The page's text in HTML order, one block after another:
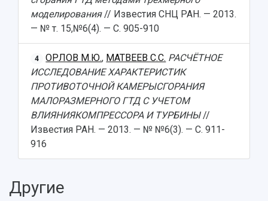
моделирования// Известия СНЦ РАН. — 2013.
— № т. 15,№6(4). — С. 905-910
4 ОРЛОВ М.Ю., МАТВЕЕВ С.С. РАСЧЁТНОЕ
ИССЛЕДОВАНИЕ ХАРАКТЕРИСТИК
ПРОТИВОТОЧНОЙ КАМЕРЫСГОРАНИЯ
МАЛОРАЗМЕРНОГО ГТД С УЧЕТОМ
ВЛИЯНИЯКОМПРЕССОРА И ТУРБИНЫ//
Известия РАН. — 2013. — № №6(3). — С. 911-
916
Другие